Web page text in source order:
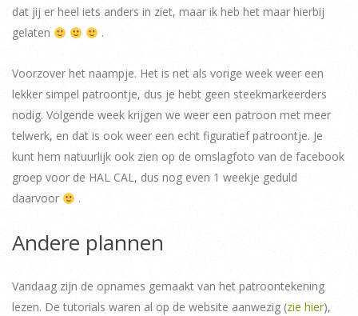
dat jij er heel iets anders in ziet, maar ik heb het maar hierbij
gelaten
.
Voorzover het naampje. Het is net als vorige week weer een
lekker simpel patroontje, dus je hebt geen steekmarkeerders
nodig. Volgende week krijgen we weer een patroon met meer
telwerk, en dat is ook weer een echt figuratief patroontje. Je
kunt hem natuurlijk ook zien op de omslagfoto van de facebook
groep voor de HAL CAL, dus nog even 1 weekje geduld
daarvoor
.
Andere plannen
Vandaag zijn de opnames gemaakt van het patroontekening
lezen. De tutorials waren al op de website aanwezig (zie hier),